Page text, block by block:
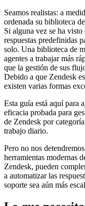
Seamos realistas: a
ordenada su biblioteca
Si alguna vez se ha
respuestas predefinidas
solo. Una biblioteca de
agentes a trabajar más
que la gestión de sus
Debido a que Zendesk
existen varias formas
Esta guía está aquí para
eficacia probada para
de Zendesk por
trabajo diario.
Pero no nos
herramientas modernas
Zendesk, pueden
a automatizar las
soporte sea aún más